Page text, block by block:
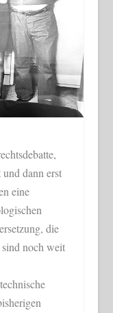
dann erst
eine
die
noch weit